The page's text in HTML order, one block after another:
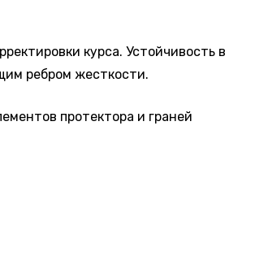
курса. Устойчивость в
ребром жесткости.
протектора и граней